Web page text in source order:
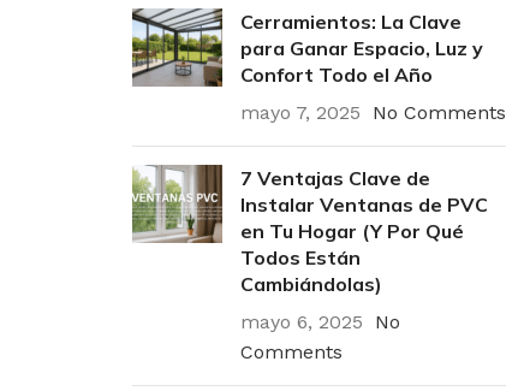
Cerramientos: La Clave
para Ganar Espacio, Luz y
Confort Todo el Año
mayo 7, 2025 No Comments
7 Ventajas Clave de
Instalar Ventanas de PVC
en Tu Hogar (Y Por Qué
Todos Están
Cambiándolas)
mayo 6, 2025
No
Comments